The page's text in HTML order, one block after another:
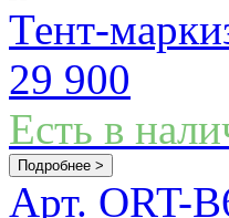
Тент-
29 900
Есть в
Подробнее >
Арт. ORT-